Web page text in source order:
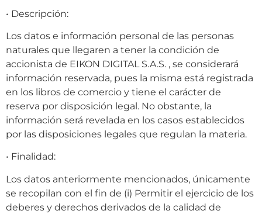
• Descripción:
Los datos e información personal de las personas
naturales que llegaren a tener la condición de
accionista de EIKON DIGITAL S.A.S. , se considerará
información reservada, pues la misma está registrada
en los libros de comercio y tiene el carácter de
reserva por disposición legal. No obstante, la
información será revelada en los casos establecidos
por las disposiciones legales que regulan la materia.
• Finalidad:
Los datos anteriormente mencionados, únicamente
se recopilan con el fin de (i) Permitir el ejercicio de los
deberes y derechos derivados de la calidad de